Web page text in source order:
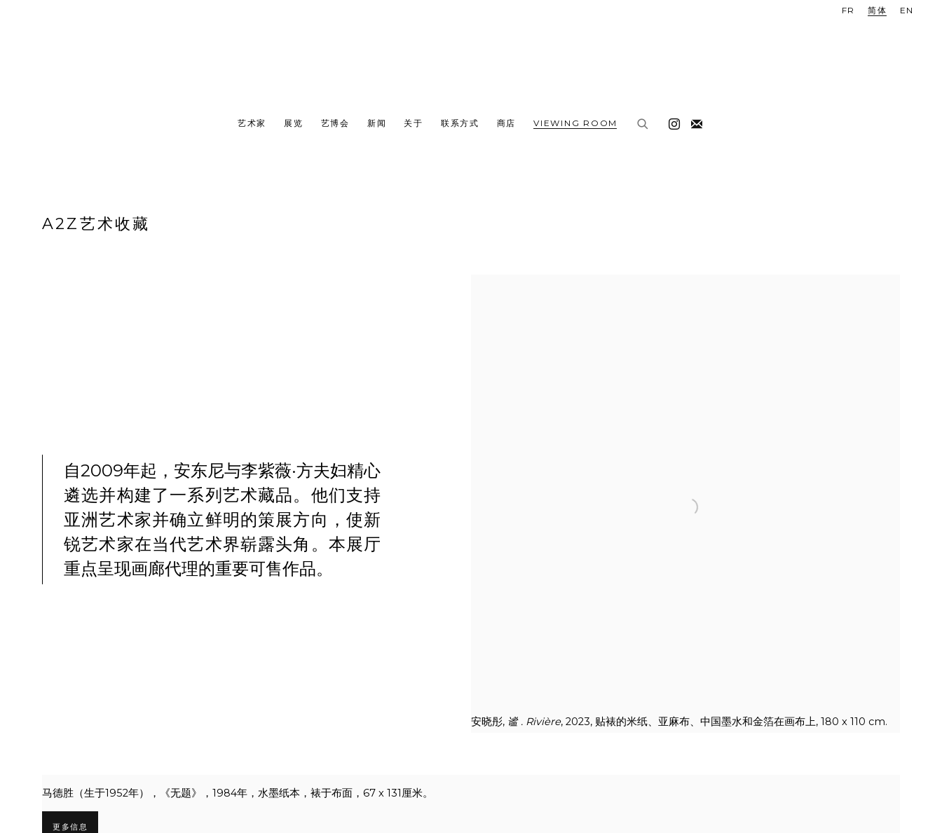
艺术家 展览 艺博会 新闻 关于 联系方式 商店 VIEWING ROOM
FR 简体 EN
A2Z艺术收藏
安晓彤, 谧 . Rivière, 2023, 贴裱的米纸、亚麻布、中国墨水和金箔在画布上, 180 x 110 cm.
自2009年起，安东尼与李紫薇·方夫妇精心
遴选并构建了一系列艺术藏品。他们支持
亚洲艺术家并确立鲜明的策展方向，使新
锐艺术家在当代艺术界崭露头角。本展厅
重点呈现画廊代理的重要可售作品。
马德胜（生于1952年），《无题》，1984年，水墨纸本，裱于布面，67 x 131厘米。
更多信息